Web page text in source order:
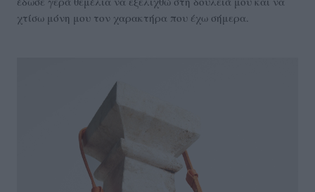
χτίσω μόνη μου τον χαρακτήρα που έχω σήμερα.